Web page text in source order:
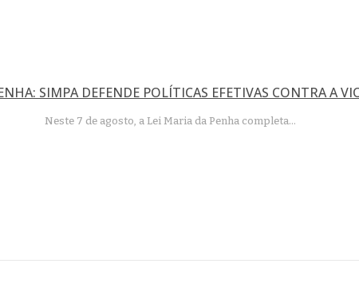
SIMPA DEFENDE POLÍTICAS EFETIVAS CONTRA A
Neste 7 de agosto, a Lei Maria da Penha completa…